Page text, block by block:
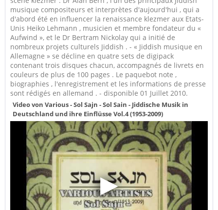
musique compositeurs et interprètes d'aujourd'hui , qui a
d'abord été en influencer la renaissance klezmer aux Etats-
Unis Heiko Lehmann , musicien et membre fondateur du «
Aufwind », et le Dr Bertram Nickolay qui a initié de
nombreux projets culturels Jiddish . - « Jiddish musique en
Allemagne » se décline en quatre sets de digipack
contenant trois disques chacun, accompagnés de livrets en
couleurs de plus de 100 pages . Le paquebot note ,
biographies , l'enregistrement et les informations de presse
sont rédigés en allemand . - disponible 01 Juillet 2010.
Video von Various - Sol Sajn - Sol Sain - Jiddische Musik in
Deutschland und ihre Einflüsse Vol.4 (1953-2009)